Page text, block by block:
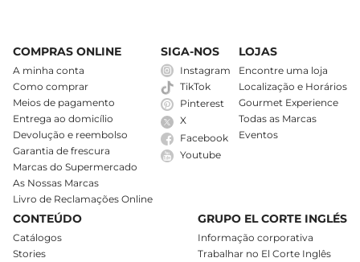
COMPRAS ONLINE
A minha conta
Como comprar
Meios de pagamento
Entrega ao domicílio
Devolução e reembolso
Garantia de frescura
Marcas do Supermercado
As Nossas Marcas
Livro de Reclamações Online
SIGA-NOS
Instagram
TikTok
Pinterest
X
Facebook
Youtube
LOJAS
Encontre uma loja
Localização e Horários
Gourmet Experience
Todas as Marcas
Eventos
CONTEÚDO
Catálogos
Stories
GRUPO EL CORTE INGLÉS
Informação corporativa
Trabalhar no El Corte Inglês